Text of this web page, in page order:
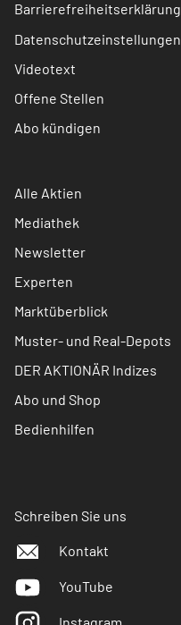
Barrierefreiheitserklärung
Datenschutzeinstellungen
Videotext
Offene Stellen
Abo kündigen
Alle Aktien
Mediathek
Newsletter
Experten
Marktüberblick
Muster- und Real-Depots
DER AKTIONÄR Indizes
Abo und Shop
Bedienhilfen
Schreiben Sie uns
Kontakt
YouTube